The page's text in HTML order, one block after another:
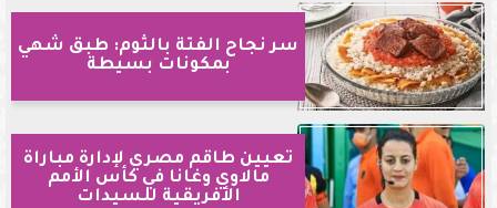
سر نجاح الفتة بالثوم: طبق شهي
بمكونات بسيطة
تعيين طاقم مصري لإدارة مباراة
مالاوي وغانا في كأس الأمم
الأفريقية للسيدات